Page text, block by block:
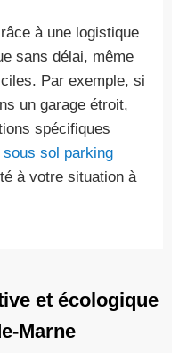
à une logistique
sans délai, même
Par exemple, si
un garage étroit,
spécifiques
sol parking
à votre situation à
et écologique
Marne